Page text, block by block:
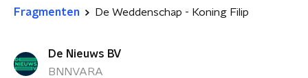
Fragmenten De Weddenschap - Koning Filip
De Nieuws BV
BNNVARA